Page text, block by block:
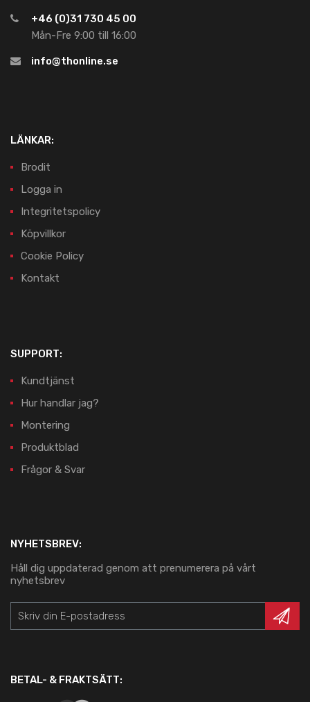
+46 (0)31 730 45 00
Mån-Fre 9:00 till 16:00
info@thonline.se
LÄNKAR:
Brodit
Logga in
Integritetspolicy
Köpvillkor
Cookie Policy
Kontakt
SUPPORT:
Kundtjänst
Hur handlar jag?
Montering
Produktblad
Frågor & Svar
NYHETSBREV:
Håll dig uppdaterad genom att prenumerera på vårt
nyhetsbrev
BETAL- & FRAKTSÄTT: